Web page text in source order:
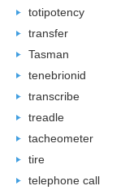
totipotency
transfer
Tasman
tenebrionid
transcribe
treadle
tacheometer
tire
telephone call